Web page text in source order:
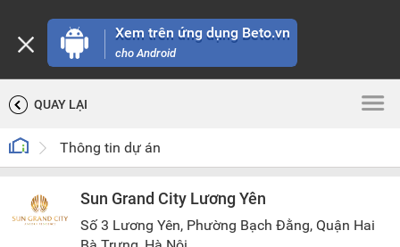
Xem trên ứng dụng Beto.vn
cho Android
QUAY LẠI
Thông tin dự án
Sun Grand City Lương Yên
Số 3 Lương Yên, Phường Bạch Đằng, Quận Hai